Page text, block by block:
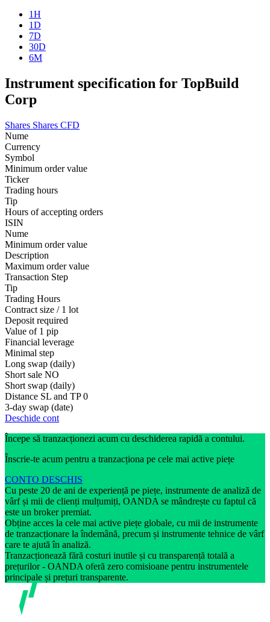
1H
1D
7D
30D
6M
Instrument specification for TopBuild
Corp
Shares Shares CFD
Nume
Currency
Symbol
Minimum order value
Ticker
Trading hours
Tip
Hours of accepting orders
ISIN
Nume
Minimum order value
Description
Maximum order value
Transaction Step
Tip
Trading Hours
Contract size / 1 lot
Deposit required
Value of 1 pip
Financial leverage
Minimal step
Long swap (daily)
Short sale NO
Short swap (daily)
Distance SL and TP 0
3-day swap (date)
Deschide cont
Începe să tranzacționezi acum cu deschiderea rapidă a contului.
Înscrie-te acum pentru a tranzacționa pe cele mai active piețe
CONTO DESCHIS
Cu peste 20 de ani de experiență pe piețe, instrumente de analiză de
vârf și mii de clienți mulțumiți, OANDA se mândrește cu faptul că
este un broker premiat.
Obține acces la cele mai active piețe globale, cu mii de instrumente
de tranzacționare la îndemână, precum și instrumente tehnice de vârf
care te ajută în analiză.
Tranzacționează fără costuri inutile și cu transparență totală a
prețurilor - OANDA oferă zero comisioane pentru instrumentele
principale și prețuri transparente.